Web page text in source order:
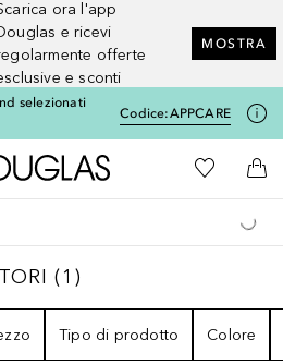
ora l'app
e ricevi
offerte
e sconti
MOSTRA
selezionati
Codice:APPCARE
A Douglas HomeAlla Mia
Al
1
(1 )
Tipo di prodotto Colore